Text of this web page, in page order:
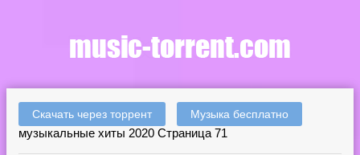
Скачать через торрент Музыка бесплатно
музыкальные хиты 2020 Страница 71